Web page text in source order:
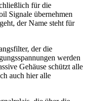
für die
Signale übernehmen
der Name steht für
der die
werden
Gehäuse schützt alle
auch hier alle